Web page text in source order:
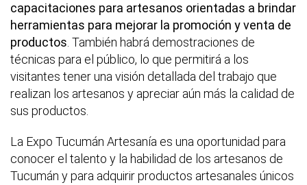
capacitaciones para artesanos orientadas a brindar
herramientas para mejorar la promoción y venta de
productos . También habrá demostraciones de
técnicas para el público, lo que permitirá a los
visitantes tener una visión detallada del trabajo que
realizan los artesanos y apreciar aún más la calidad de
sus productos.
La Expo Tucumán Artesanía es una oportunidad para
conocer el talento y la habilidad de los artesanos de
Tucumán y para adquirir productos artesanales únicos